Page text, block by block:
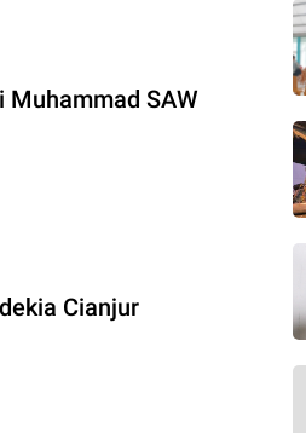
SAW
Cianjur